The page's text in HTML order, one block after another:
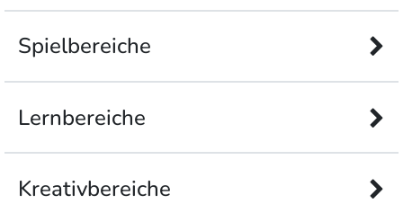
Spielbereiche
Lernbereiche
Kreativbereiche